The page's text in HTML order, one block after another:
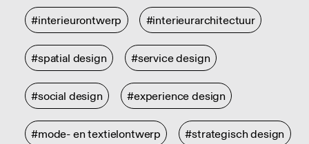
#interieurontwerp #interieurarchitectuur
#spatial design #service design
#social design #experience design
#mode- en textielontwerp #strategisch design